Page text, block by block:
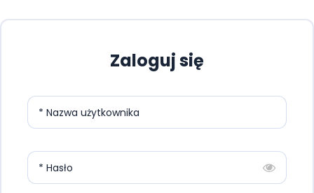
Zaloguj się
* Nazwa użytkownika
* Hasło